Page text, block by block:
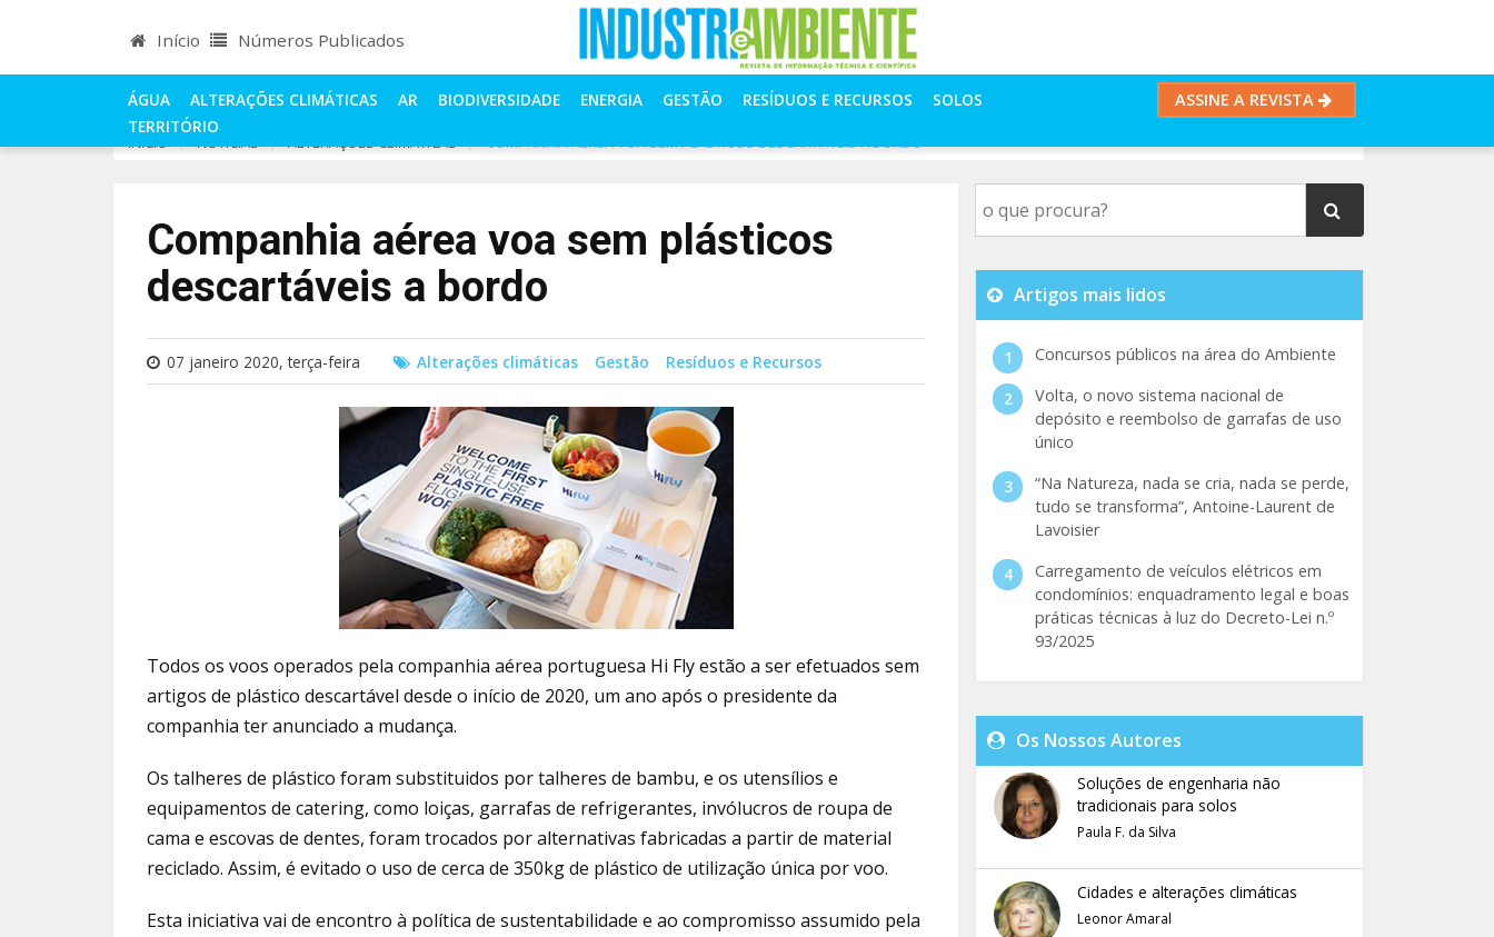
Início Números Publicados
ÁGUA ALTERAÇÕES CLIMÁTICAS AR BIODIVERSIDADE ENERGIA GESTÃO RESÍDUOS E RECURSOS
SOLOS
TERRITÓRIO
ASSINE A REVISTA
INÍCIO NOTÍCIAS ALTERAÇÕES CLIMÁTICAS COMPANHIA AÉREA VOA SEM PLÁSTICOS DESCARTÁVEIS A BORDO
Companhia aérea voa sem plásticos
descartáveis a bordo
07 janeiro 2020, terça-feira Alterações climáticas Gestão Resíduos e Recursos
Todos os voos operados pela companhia aérea portuguesa Hi Fly estão a ser efetuados sem
artigos de plástico descartável desde o início de 2020, um ano após o presidente da
companhia ter anunciado a mudança.
Os talheres de plástico foram substituidos por talheres de bambu, e os utensílios e
equipamentos de catering, como loiças, garrafas de refrigerantes, invólucros de roupa de
cama e escovas de dentes, foram trocados por alternativas fabricadas a partir de material
reciclado. Assim, é evitado o uso de cerca de 350kg de plástico de utilização única por voo.
Esta iniciativa vai de encontro à política de sustentabilidade e ao compromisso assumido pela
Artigos mais lidos
Concursos públicos na área do Ambiente
Volta, o novo sistema nacional de
depósito e reembolso de garrafas de uso
único
“Na Natureza, nada se cria, nada se perde,
tudo se transforma”, Antoine-Laurent de
Lavoisier
Carregamento de veículos elétricos em
condomínios: enquadramento legal e boas
práticas técnicas à luz do Decreto-Lei n.º
93/2025
Os Nossos Autores
Soluções de engenharia não
tradicionais para solos
Paula F. da Silva
Cidades e alterações climáticas
Leonor Amaral